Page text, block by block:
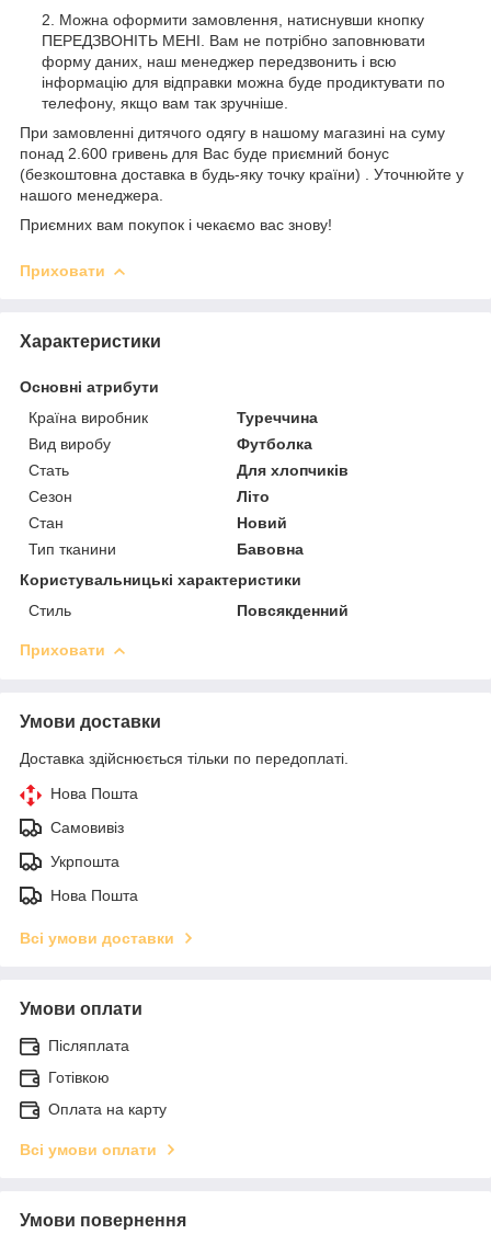
Можна оформити замовлення, натиснувши кнопку
ПЕРЕДЗВОНІТЬ МЕНІ. Вам не потрібно заповнювати
форму даних, наш менеджер передзвонить і всю
інформацію для відправки можна буде продиктувати по
телефону, якщо вам так зручніше.
При замовленні дитячого одягу в нашому магазині на суму
понад 2.600 гривень для Вас буде приємний бонус
(безкоштовна доставка в будь-яку точку країни) . Уточнюйте у
нашого менеджера.
Приємних вам покупок і чекаємо вас знову!
Приховати
Характеристики
Основні атрибути
Країна виробник
Туреччина
Вид виробу
Футболка
Стать
Для хлопчиків
Сезон
Літо
Стан
Новий
Тип тканини
Бавовна
Користувальницькі характеристики
Стиль
Повсякденний
Приховати
Умови доставки
Доставка здійснюється тільки по передоплаті.
Нова Пошта
Самовивіз
Укрпошта
Нова Пошта
Всі умови доставки
Умови оплати
Післяплата
Готівкою
Оплата на карту
Всі умови оплати
Умови повернення